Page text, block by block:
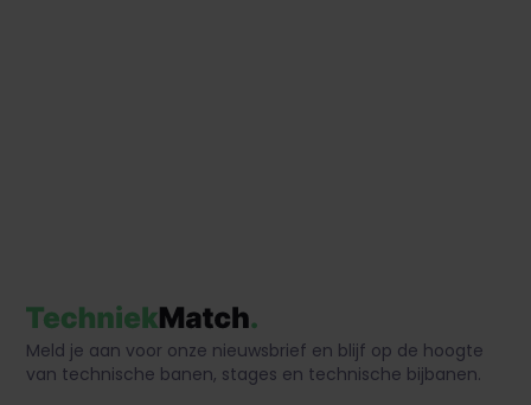
Meld je aan voor onze nieuwsbrief en blijf op de hoogte
van technische banen, stages en technische bijbanen.